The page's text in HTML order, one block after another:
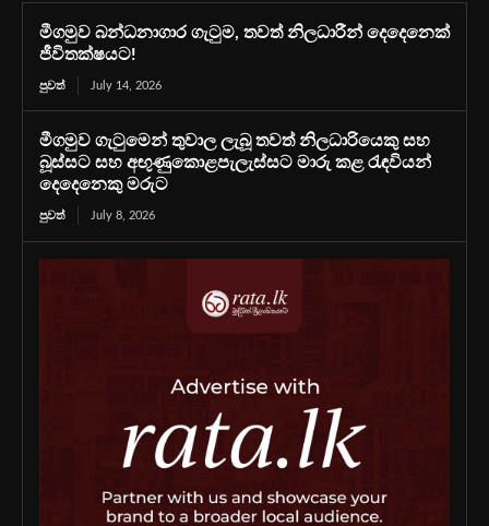
මීගමුව බන්ධනාගාර ගැටුම, තවත් නිලධාරීන් දෙදෙනෙක්
ජීවිතක්ෂයට!
පුවත් July 14, 2026
මීගමුව ගැටුමෙන් තුවාල ලැබූ තවත් නිලධාරියෙකු සහ
බූස්සට සහ අඟුණුකොළපැලැස්සට මාරු කළ රැඳවියන්
දෙදෙනෙකු මරුට
පුවත් July 8, 2026